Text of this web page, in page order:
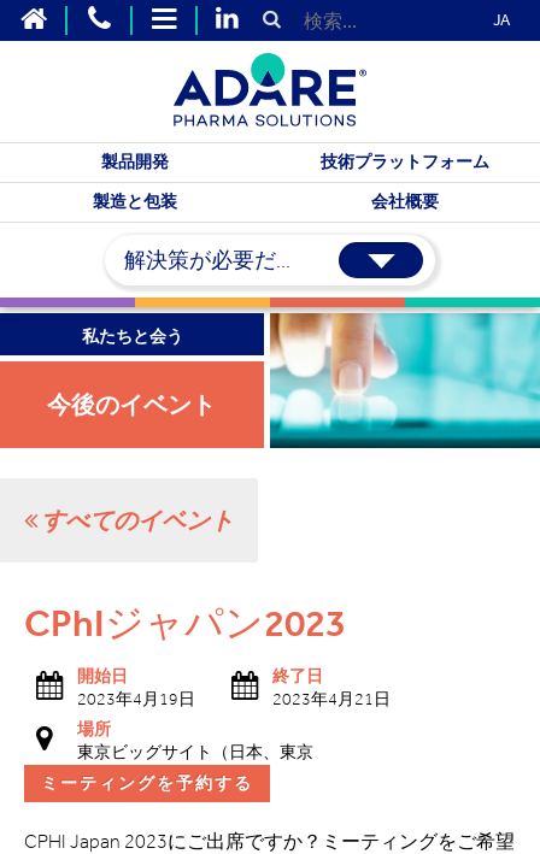
JA
製品開発
技術プラットフォーム
製造と包装
会社概要
解決策が必要だ...
私たちと会う
今後のイベント
すべてのイベント
CPhIジャパン2023
開始日
2023年4月19日
終了日
2023年4月21日
場所
東京ビッグサイト（日本、東京
ミーティングを予約する
CPHI Japan 2023にご出席ですか？ミーティングをご希望